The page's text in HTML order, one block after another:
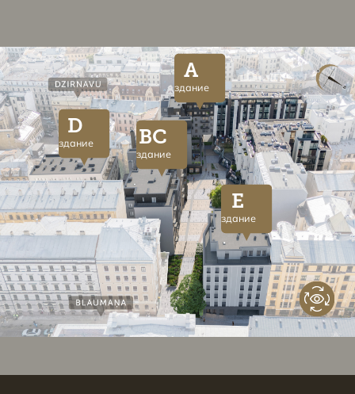
A
здание
BC
здание
D
здание
E
здание